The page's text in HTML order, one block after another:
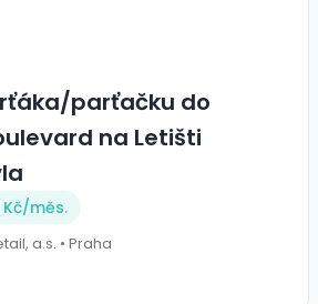
parťačku do
na Letišti
měs.
a.s. • Praha